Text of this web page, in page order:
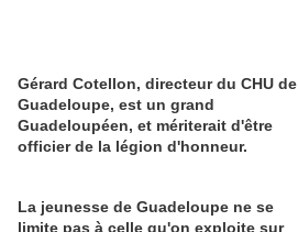
Gérard Cotellon, directeur du CHU de
Guadeloupe, est un grand
Guadeloupéen, et mériterait d'être
officier de la légion d'honneur.
La jeunesse de Guadeloupe ne se
limite pas à celle qu'on exploite sur